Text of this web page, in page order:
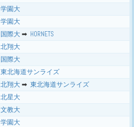
学園大
学園大
国際大➡ ︎ HORNETS
北翔大
国際大
東北海道サンライズ
北翔大➡ ︎ 東北海道サンライズ
北星大
文教大
学園大